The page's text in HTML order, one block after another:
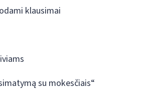
klausimai
su mokesčiais“